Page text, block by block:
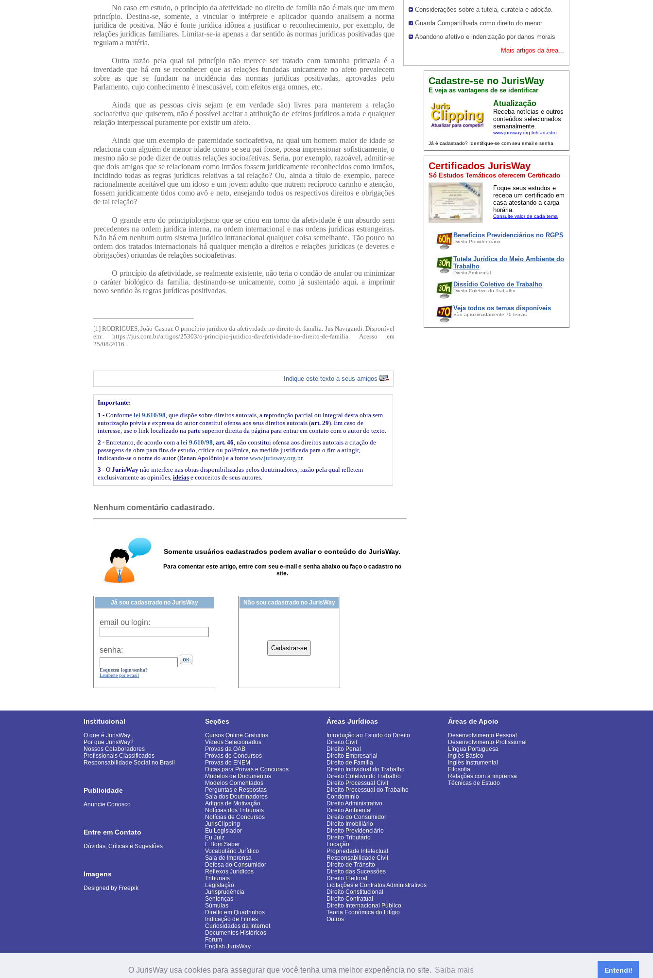
O JurisWay usa cookies para assegurar que você tenha uma melhor experiência no site. Saiba mais Entendi!
Considerações sobre a tutela, curatela e adoção.
Guarda Compartilhada como direito do menor
Abandono afetivo e indenização por danos morais
Mais artigos da área...
Cadastre-se no JurisWay
E veja as vantagens de se identificar
Atualização
Receba notícias e outros
conteúdos selecionados
semanalmente.
www.jurisway.org.br/cadastro
Já é cadastrado? Identifique-se com seu email e senha
Certificados JurisWay
Só Estudos Temáticos oferecem Certificado
Foque seus estudos e
receba um certificado em
casa atestando a carga
horária.
Consulte valor de cada tema
Benefícios Previdenciários no RGPS
Direito Previdenciário
Tutela Jurídica do Meio Ambiente do
Trabalho
Direito Ambiental
Dissídio Coletivo de Trabalho
Direito Coletivo do Trabalho
Veja todos os temas disponíveis
São aproximadamente 70 temas
No caso em estudo, o princípio da afetividade no direito de família não é mais que um mero
princípio. Destina-se, somente, a vincular o intérprete e aplicador quando analisem a norma
jurídica de positiva. Não é fonte jurídica idônea a justificar o reconhecimento, por exemplo, de
relaçõesjurídicas familiares. Limitar-se-ia apenas a dar sentido às normas jurídicas positivadas que
regulam a matéria.
Outra razão pela qual tal princípio não merece ser tratado com tamanha primazia é a
inverdade que há em se reconhecer que as relações fundadas unicamente no afeto prevalecem
sobre as que se fundam na incidência das normas jurídicas positivadas, aprovadas pelo
Parlamento, cujo conhecimento é inescusável, com efeitos erga omnes, etc.
Ainda que as pessoas civis sejam (e em verdade são) livres para manterem a relação
socioafetiva que quiserem, não é possível aceitar a atribuição de efeitos jurídicos a toda e qualquer
relação interpessoal puramente por existir um afeto.
Ainda que um exemplo de paternidade socioafetiva, na qual um homem maior de idade se
relaciona com alguém de menor idade como se seu pai fosse, possa impressionar sofisticamente, o
mesmo não se pode dizer de outras relações socioafetivas. Seria, por exemplo, razoável, admitir-se
que dois amigos que se relacionam como irmãos fossem juridicamente reconhecidos como irmãos,
incidindo todas as regras jurídicas relativas a tal relação? Ou, ainda a título de exemplo, parece
racionalmente aceitável que um idoso e um jovem adulto que nutrem recíproco carinho e atenção,
fossem juridicamente tidos como avô e neto, ensejando todos os respectivos direitos e obrigações
de tal relação?
O grande erro do principiologismo que se criou em torno da afetividade é um absurdo sem
precedentes na ordem jurídica interna, na ordem internacional e nas ordens jurídicas estrangeiras.
Não há em nenhum outro sistema jurídico intranacional qualquer coisa semelhante. Tão pouco na
ordem dos tratados internacionais há qualquer menção a direitos e relações jurídicas (e deveres e
obrigações) oriundas de relações socioafetivas.
O princípio da afetividade, se realmente existente, não teria o condão de anular ou minimizar
o caráter biológico da família, destinando-se unicamente, como já sustentado aqui, a imprimir
novo sentido às regras jurídicas positivadas.
[1] RODRIGUES, João Gaspar. O princípio jurídico da afetividade no direito de família. Jus Navigandi. Disponível
em: https://jus.com.br/artigos/25303/o-principio-juridico-da-afetividade-no-direito-de-familia. Acesso em
25/08/2016.
Indique este texto a seus amigos
Importante:
1 - Conforme lei 9.610/98 , que dispõe sobre direitos autorais, a reprodução parcial ou integral desta obra sem
autorização prévia e expressa do autor constitui ofensa aos seus direitos autorais (art. 29). Em caso de
interesse, use o link localizado na parte superior direita da página para entrar em contato com o autor do texto.
2 - Entretanto, de acordo com a lei 9.610/98 art. 46 , não constitui ofensa aos direitos autorais a citação de
passagens da obra para fins de estudo, crítica ou polêmica, na medida justificada para o fim a atingir,
indicando-se o nome do autor (Renan Apolônio) e a fonte www.jurisway.org.br.
3 - O JurisWay não interfere nas obras disponibilizadas pelos doutrinadores, razão pela qual refletem
exclusivamente as opiniões, ideias e conceitos de seus autores.
Nenhum comentário cadastrado.
Somente usuários cadastrados podem avaliar o conteúdo do JurisWay.
Para comentar este artigo, entre com seu e-mail e senha abaixo ou faço o cadastro no
site.
Já sou cadastrado no JurisWay
email ou login:
senha:
Esqueceu login/senha?
Lembrete por e-mail
Não sou cadastrado no JurisWay
Institucional
O que é JurisWay
Por que JurisWay?
Nossos Colaboradores
Profissionais Classificados
Responsabilidade Social no Brasil
Publicidade
Anuncie Conosco
Entre em Contato
Dúvidas, Críticas e Sugestões
Imagens
Designed by Freepik
Seções
Cursos Online Gratuitos
Vídeos Selecionados
Provas da OAB
Provas de Concursos
Provas do ENEM
Dicas para Provas e Concursos
Modelos de Documentos
Modelos Comentados
Perguntas e Respostas
Sala dos Doutrinadores
Artigos de Motivação
Notícias dos Tribunais
Notícias de Concursos
JurisClipping
Eu Legislador
Eu Juiz
É Bom Saber
Vocabulário Jurídico
Sala de Imprensa
Defesa do Consumidor
Reflexos Jurídicos
Tribunais
Legislação
Jurisprudência
Sentenças
Súmulas
Direito em Quadrinhos
Indicação de Filmes
Curiosidades da Internet
Documentos Históricos
Fórum
English JurisWay
Áreas Jurídicas
Introdução ao Estudo do Direito
Direito Civil
Direito Penal
Direito Empresarial
Direito de Família
Direito Individual do Trabalho
Direito Coletivo do Trabalho
Direito Processual Civil
Direito Processual do Trabalho
Condomínio
Direito Administrativo
Direito Ambiental
Direito do Consumidor
Direito Imobiliário
Direito Previdenciário
Direito Tributário
Locação
Propriedade Intelectual
Responsabilidade Civil
Direito de Trânsito
Direito das Sucessões
Direito Eleitoral
Licitações e Contratos Administrativos
Direito Constitucional
Direito Contratual
Direito Internacional Público
Teoria Econômica do Litígio
Outros
Áreas de Apoio
Desenvolvimento Pessoal
Desenvolvimento Profissional
Língua Portuguesa
Inglês Básico
Inglês Instrumental
Filosofia
Relações com a Imprensa
Técnicas de Estudo
Copyright (c) 2006-2026. JurisWay - Todos os direitos reservados